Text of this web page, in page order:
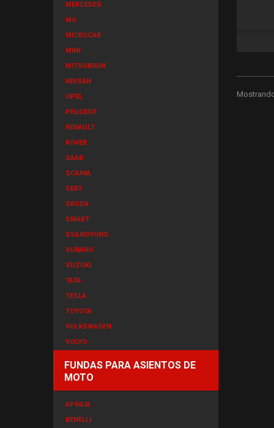
MERCEDES
MG
MICROCAR
MINI
MITSUBISHI
NISSAN
OPEL
PEUGEOT
RENAULT
ROVER
SAAB
SCANIA
SEAT
SKODA
SMART
SSANGYONG
SUBARU
SUZUKI
TATA
TESLA
TOYOTA
VOLKSWAGEN
VOLVO
FUNDAS PARA ASIENTOS DE
MOTO
APRILIA
BENELLI